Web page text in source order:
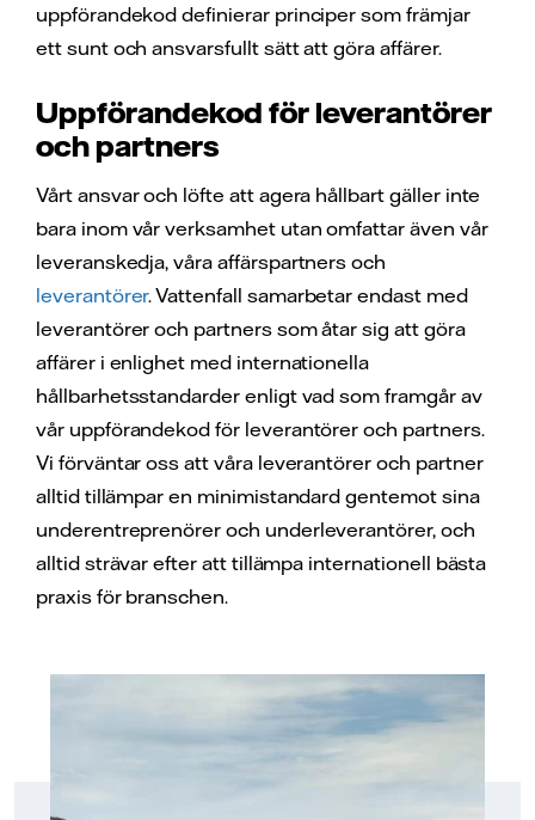
uppförandekod definierar principer som främjar
ett sunt och ansvarsfullt sätt att göra affärer.
Uppförandekod för leverantörer
och partners
Vårt ansvar och löfte att agera hållbart gäller inte
bara inom vår verksamhet utan omfattar även vår
leveranskedja, våra affärspartners och
leverantörer. Vattenfall samarbetar endast med
leverantörer och partners som åtar sig att göra
affärer i enlighet med internationella
hållbarhetsstandarder enligt vad som framgår av
vår uppförandekod för leverantörer och partners.
Vi förväntar oss att våra leverantörer och partner
alltid tillämpar en minimistandard gentemot sina
underentreprenörer och underleverantörer, och
alltid strävar efter att tillämpa internationell bästa
praxis för branschen.